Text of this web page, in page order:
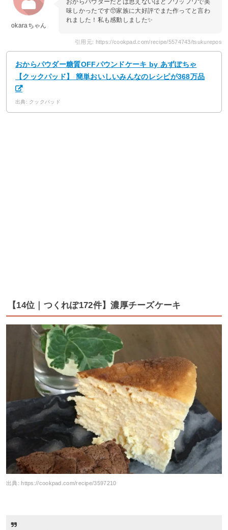
okaraちゃん
おからパウダーだとは思えないほどフワッフワで美
味しかったです🥺家族に大好評でまた作ってと言わ
れました！私も感動しました✨
引用元: https://cookpad.com/recipe/5574743/tsukurepos
おからパウダー糖質OFFパウンドケーキ by あずぽちゃ
【クックパッド】 簡単おいしいみんなのレシピが368万品
出典: クックパッド
【14位｜つくれぽ172件】濃厚チーズケーキ
出典:https://cookpad.com/recipe/3597210